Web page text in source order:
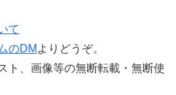
て
のDM よりどうぞ。
ト、画像等の無断転載・無断使